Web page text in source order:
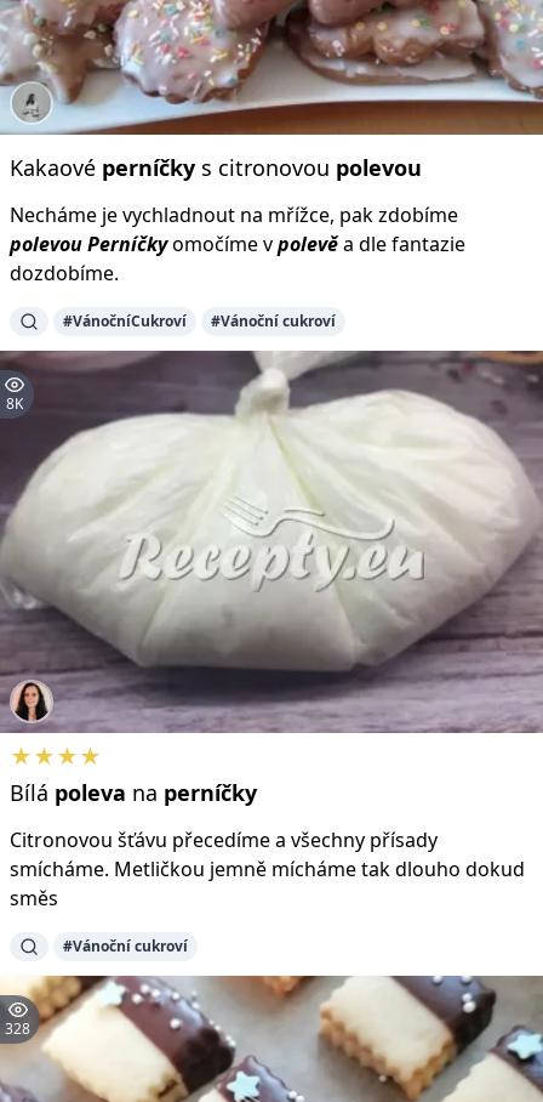
Kakaové perníčky s citronovou polevou
Necháme je vychladnout na mřížce, pak zdobíme
polevouPerníčkyomočíme vpolevěa dle fantazie
dozdobíme.
#VánočníCukroví #Vánoční cukroví
8K
★★★★
Bílá poleva na perníčky
Citronovou šťávu přecedíme a všechny přísady
smícháme. Metličkou jemně mícháme tak dlouho dokud
směs
#Vánoční cukroví
328